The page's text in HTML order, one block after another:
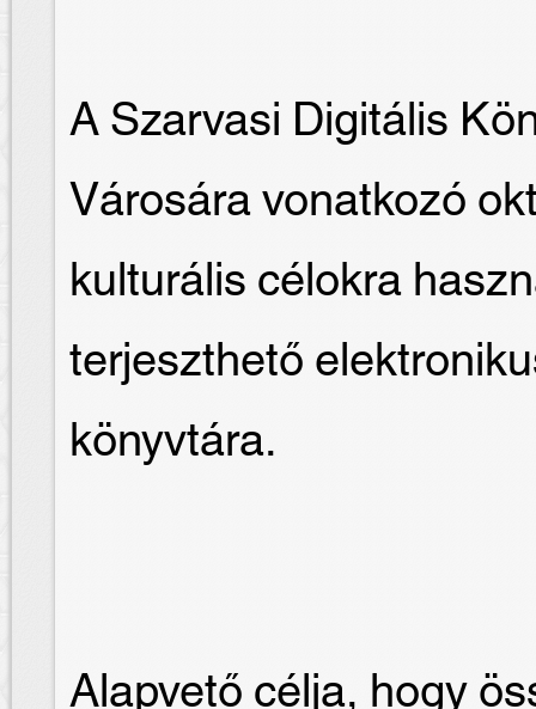
A Szarvasi Digitális
Városára vonatkozó
kulturális célokra
terjeszthető
könyvtára.
Alapvető célja, hogy